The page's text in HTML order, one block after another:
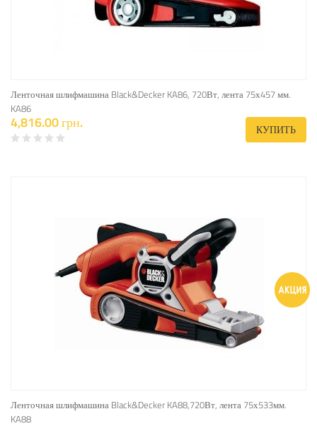
Ленточная шлифмашина Black&Decker KA86, 720Вт, лента 75х457 мм.
KA86
4,816.00 грн. КУПИТЬ
Ленточная шлифмашина Black&Decker KA88,720Вт, лента 75х533мм.
KA88